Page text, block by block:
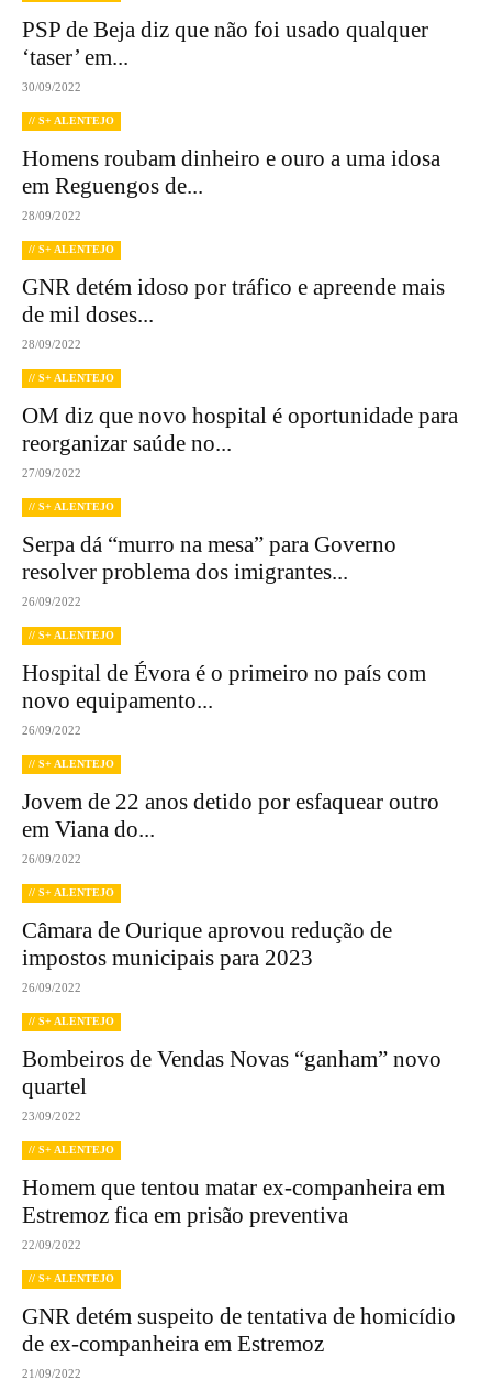
PSP de Beja diz que não foi usado qualquer
‘taser’ em...
30/09/2022
// S+ ALENTEJO
Homens roubam dinheiro e ouro a uma idosa
em Reguengos de...
28/09/2022
// S+ ALENTEJO
GNR detém idoso por tráfico e apreende mais
de mil doses...
28/09/2022
// S+ ALENTEJO
OM diz que novo hospital é oportunidade para
reorganizar saúde no...
27/09/2022
// S+ ALENTEJO
Serpa dá “murro na mesa” para Governo
resolver problema dos imigrantes...
26/09/2022
// S+ ALENTEJO
Hospital de Évora é o primeiro no país com
novo equipamento...
26/09/2022
// S+ ALENTEJO
Jovem de 22 anos detido por esfaquear outro
em Viana do...
26/09/2022
// S+ ALENTEJO
Câmara de Ourique aprovou redução de
impostos municipais para 2023
26/09/2022
// S+ ALENTEJO
Bombeiros de Vendas Novas “ganham” novo
quartel
23/09/2022
// S+ ALENTEJO
Homem que tentou matar ex-companheira em
Estremoz fica em prisão preventiva
22/09/2022
// S+ ALENTEJO
GNR detém suspeito de tentativa de homicídio
de ex-companheira em Estremoz
21/09/2022